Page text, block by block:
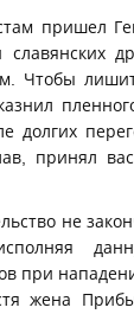
пришел
славянских
Чтобы
долгих
принял
не
при
жена